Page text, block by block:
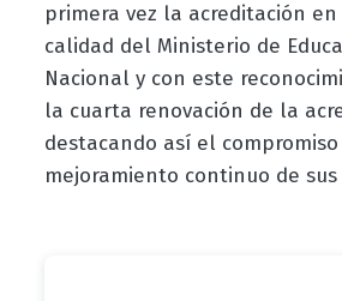
primera vez la acreditación
calidad del Ministerio de
Nacional y con este
la cuarta renovación de la
destacando así el
mejoramiento continuo de sus